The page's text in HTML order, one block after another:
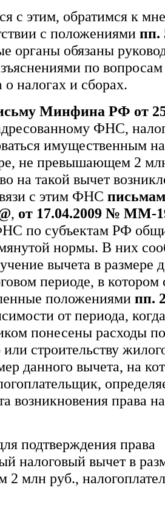
с этим, обратимся к
с положениями пп.
органы обязаны
по
о налогах и сборах.
Минфина РФ от
ФНС,
имущественным
не превышающем 2
на такой вычет
с этим ФНС
, от 17.04.2009 № ММ-
по субъектам РФ
нормы. В них
вычета в размере
периоде, в
положениями пп.
от периода, когда
понесены расходы
строительству
данного вычета, на
возникновения права
подтверждения права
налоговый вычет в
млн руб.,